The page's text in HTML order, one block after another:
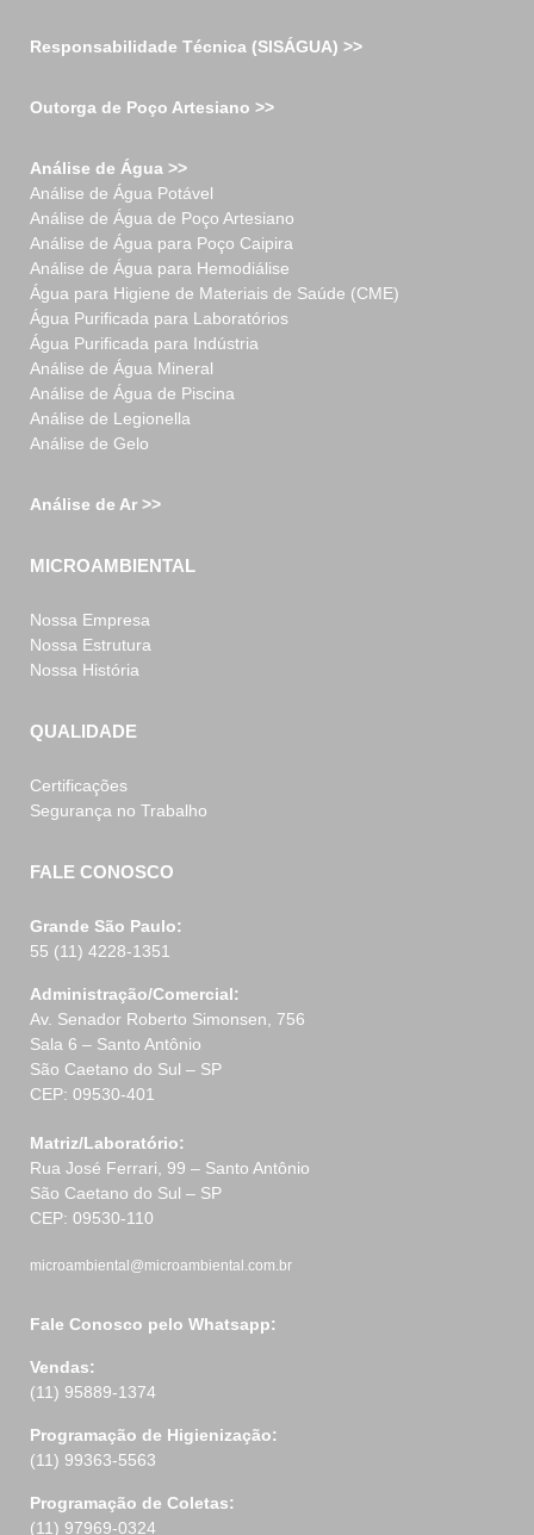
Responsabilidade Técnica (SISÁGUA) >>
Outorga de Poço Artesiano >>
Análise de Água >>
Análise de Água Potável
Análise de Água de Poço Artesiano
Análise de Água para Poço Caipira
Análise de Água para Hemodiálise
Água para Higiene de Materiais de Saúde (CME)
Água Purificada para Laboratórios
Água Purificada para Indústria
Análise de Água Mineral
Análise de Água de Piscina
Análise de Legionella
Análise de Gelo
Análise de Ar >>
MICROAMBIENTAL
Nossa Empresa
Nossa Estrutura
Nossa História
QUALIDADE
Certificações
Segurança no Trabalho
FALE CONOSCO
Grande São Paulo:
55 (11) 4228-1351
Administração/Comercial:
Av. Senador Roberto Simonsen, 756
Sala 6 – Santo Antônio
São Caetano do Sul – SP
CEP: 09530-401
Matriz/Laboratório:
Rua José Ferrari, 99 – Santo Antônio
São Caetano do Sul – SP
CEP: 09530-110
microambiental@microambiental.com.br
Fale Conosco pelo Whatsapp:
Vendas:
(11) 95889-1374
Programação de Higienização:
(11) 99363-5563
Programação de Coletas:
(11) 97969-0324